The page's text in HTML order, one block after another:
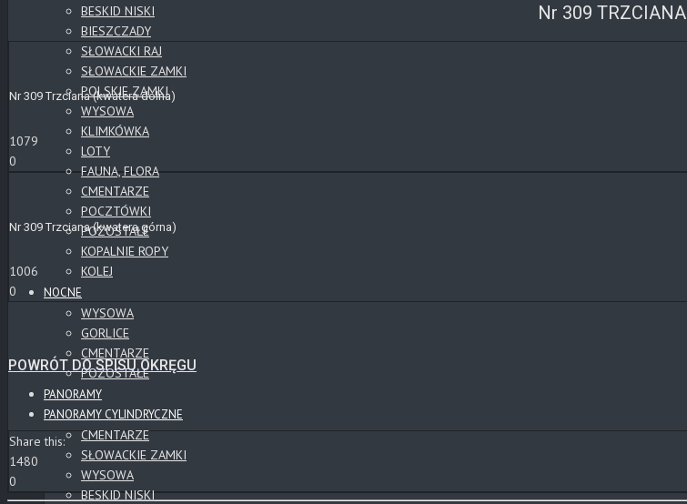
BESKID NISKI
BIESZCZADY
SŁOWACKI RAJ
SŁOWACKIE ZAMKI
POLSKIE ZAMKI
WYSOWA
KLIMKÓWKA
LOTY
FAUNA, FLORA
CMENTARZE
POCZTÓWKI
POZOSTAŁE
KOPALNIE ROPY
KOLEJ
NOCNE
WYSOWA
GORLICE
CMENTARZE
POZOSTAŁE
PANORAMY
PANORAMY CYLINDRYCZNE
CMENTARZE
SŁOWACKIE ZAMKI
WYSOWA
BESKID NISKI
Nr 309 TRZCIANA
Nr 309 Trzciana (kwatera dolna)
1079
0
Nr 309 Trzciana (kwatera górna)
1006
0
POWRÓT DO SPISU OKRĘGU
Share this:
1480
0